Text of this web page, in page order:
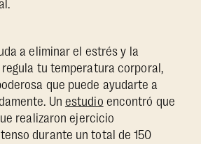
a eliminar el estrés y la
tu temperatura corporal,
que puede ayudarte a
Un estudio encontró que
realizaron ejercicio
durante un total de 150